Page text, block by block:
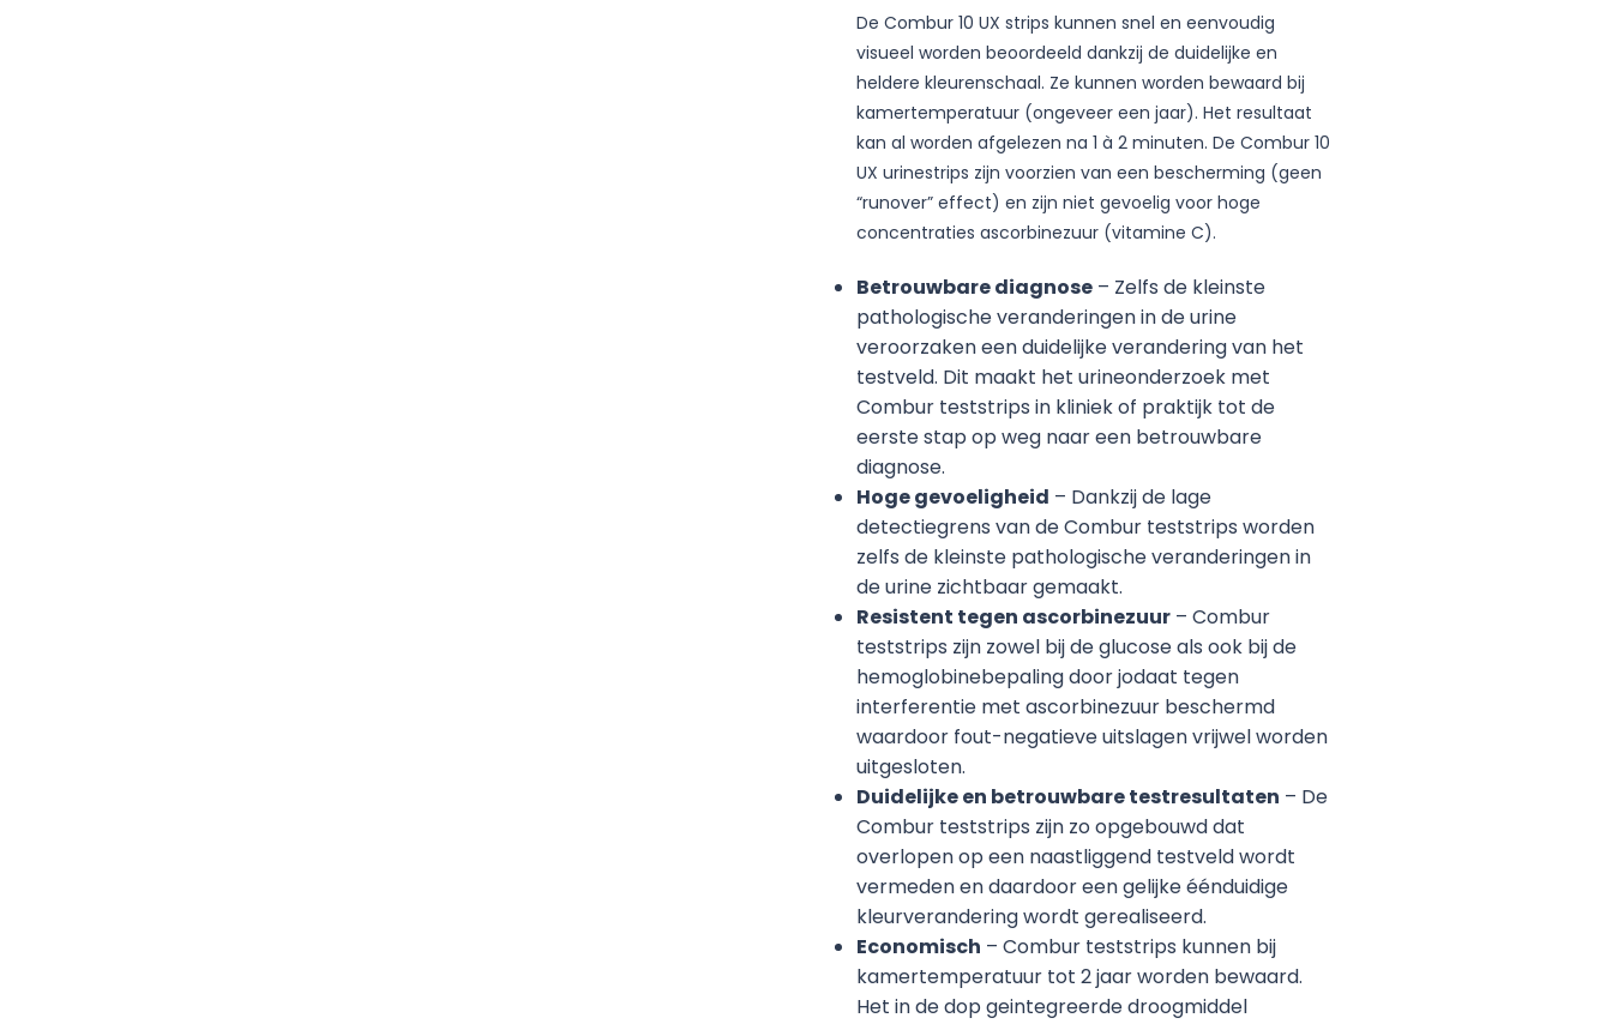
De Combur 10 UX strips kunnen snel en eenvoudig
visueel worden beoordeeld dankzij de duidelijke en
heldere kleurenschaal. Ze kunnen worden bewaard bij
kamertemperatuur (ongeveer een jaar). Het resultaat
kan al worden afgelezen na 1 à 2 minuten. De Combur 10
UX urinestrips zijn voorzien van een bescherming (geen
“runover” effect) en zijn niet gevoelig voor hoge
concentraties ascorbinezuur (vitamine C).
Betrouwbare diagnose– Zelfs de kleinste
pathologische veranderingen in de urine
veroorzaken een duidelijke verandering van het
testveld. Dit maakt het urineonderzoek met
Combur teststrips in kliniek of praktijk tot de
eerste stap op weg naar een betrouwbare
diagnose.
Hoge gevoeligheid – Dankzij de lage
detectiegrens van de Combur teststrips worden
zelfs de kleinste pathologische veranderingen in
de urine zichtbaar gemaakt.
Resistent tegen ascorbinezuur– Combur
teststrips zijn zowel bij de glucose als ook bij de
hemoglobinebepaling door jodaat tegen
interferentie met ascorbinezuur beschermd
waardoor fout-negatieve uitslagen vrijwel worden
uitgesloten.
Duidelijke en betrouwbare testresultaten – De
Combur teststrips zijn zo opgebouwd dat
overlopen op een naastliggend testveld wordt
vermeden en daardoor een gelijke éénduidige
kleurverandering wordt gerealiseerd.
Economisch – Combur teststrips kunnen bij
kamertemperatuur tot 2 jaar worden bewaard.
Het in de dop geintegreerde droogmiddel